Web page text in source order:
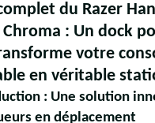
du Razer
Chroma : Un dock
votre
en véritable
: Une solution
en déplacement